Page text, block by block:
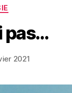
pas…
2021